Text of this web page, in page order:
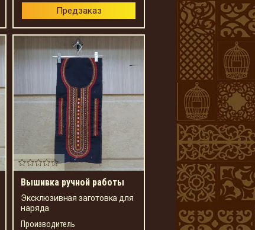
Предзаказ
Вышивка ручной работы
Эксклюзивная заготовка для
наряда
Производитель